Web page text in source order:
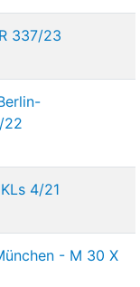
337/23
22
4/21
- M 30 X